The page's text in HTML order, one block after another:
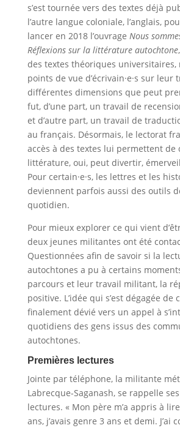
s’est tournée vers des textes déjà
l’autre langue coloniale, l’anglais,
lancer en 2018 l’ouvrage Nous
Réflexions sur la littérature autochtone
des textes théoriques universitaires,
points de vue d’écrivain·e·s sur leur
différentes dimensions que peut
fut, d’une part, un travail de
et d’autre part, un travail de
au français. Désormais, le lectorat
accès à des textes lui permettent de
littérature, oui, peut divertir,
Pour certain·e·s, les lettres et les
deviennent parfois aussi des outils
quotidien.
Pour mieux explorer ce qui vient
deux jeunes militantes ont été
Questionnées afin de savoir si la
autochtones a pu à certains
parcours et leur travail militant, la
positive. L’idée qui s’est dégagée de
finalement dévié vers un appel à
quotidiens des gens issus des
autochtones.
Premières lectures
Jointe par téléphone, la militante
Labrecque-Saganash, se rappelle
lectures. « Mon père m’a appris à
ans, j’avais genre 3 ans et demi. J’ai